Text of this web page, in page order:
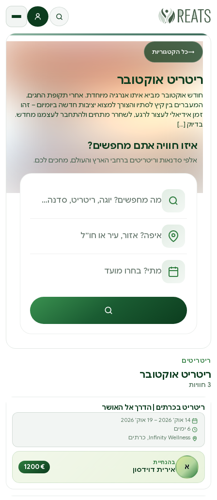
התחברות
→כל הקטגוריות
ריטריט אוקטובר
חודש אוקטובר מביא איתו אנרגיה מיוחדת. אחרי תקופת החגים,
המעברים בין קיץ לסתיו והצורך למצוא יציבות חדשה ביומיום – זהו
זמן אידיאלי לעצור לרגע, לשחרר מתחים ולהתחבר לעצמנו מחדש.
בדיוק […]
איזו חוויה אתם מחפשים?
אלפי סדנאות וריטריטים ברחבי הארץ והעולם, מחכים לכם.
חיפוש
ריטריטים
ריטריט אוקטובר
3 חוויות
ריטריט בכרתים | הדרך אל האושר
14 אוק׳ 2026 – 19 אוק׳ 2026
6 ימים
Infinity Wellness, כרתים
א בהנחיית
אירית דוידסון € 1200